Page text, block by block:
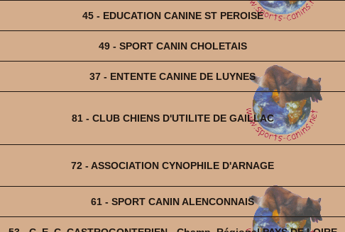
45 - EDUCATION CANINE ST PEROISE
49 - SPORT CANIN CHOLETAIS
37 - ENTENTE CANINE DE LUYNES
81 - CLUB CHIENS D'UTILITE DE GAILLAC
72 - ASSOCIATION CYNOPHILE D'ARNAGE
61 - SPORT CANIN ALENCONNAIS